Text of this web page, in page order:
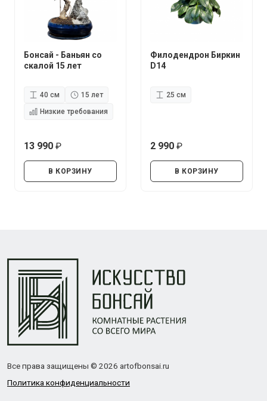
Бонсай - Баньян со
скалой 15 лет
40 см
15 лет
Низкие требования
13 990
В КОРЗИНУ
Филодендрон Биркин
D14
25 см
2 990
В КОРЗИНУ
Все права защищены © 2026 artofbonsai.ru
Политика конфиденциальности